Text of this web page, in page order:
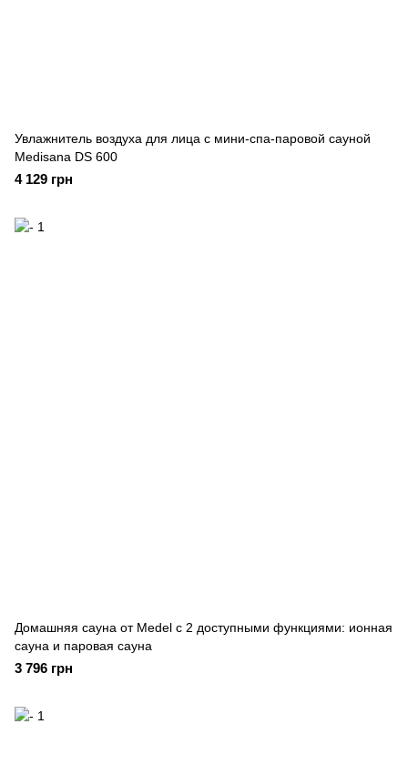
Увлажнитель воздуха для лица с мини-спа-паровой сауной
Medisana DS 600
4 129 грн
Домашняя сауна от Medel с 2 доступными функциями: ионная
сауна и паровая сауна
3 796 грн